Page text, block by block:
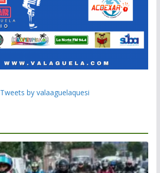
Tweets by valaaguelaquesi